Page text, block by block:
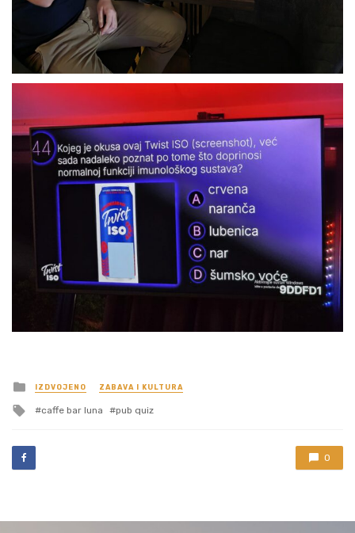
Posted
in
IZDVOJENO ZABAVA I KULTURA
Tagged
caffe bar luna pub quiz
0